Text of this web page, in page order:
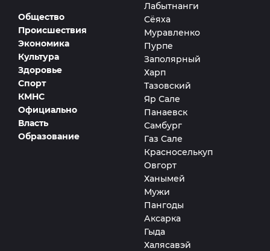
Общество
Происшествия
Экономика
Культура
Здоровье
Спорт
КМНС
Официально
Власть
Образование
Лабытнанги
Сёяха
Муравленко
Пурпе
Заполярный
Харп
Тазовский
Яр Сале
Панаевск
Самбург
Газ Сале
Красноселькуп
Овгорт
Ханымей
Мужи
Пангоды
Аксарка
Гыда
Халясавэй